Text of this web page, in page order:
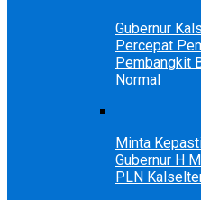
Gubernur
Percepat
Pembangkit
Normal
Minta
Gubernur H
PLN